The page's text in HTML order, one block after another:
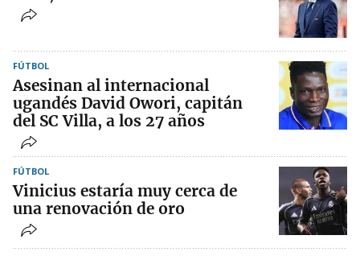
FÚTBOL
Asesinan al internacional
ugandés David Owori, capitán
del SC Villa, a los 27 años
FÚTBOL
Vinicius estaría muy cerca de
una renovación de oro